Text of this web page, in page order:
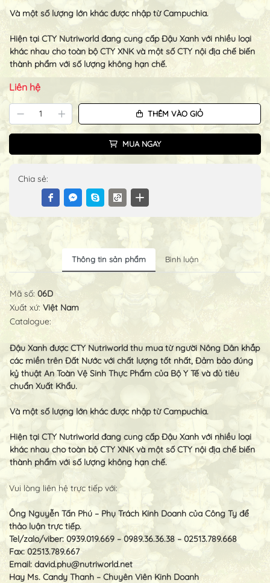
Và một số lượng lớn khác được nhập từ Campuchia.
Hiện tại CTY Nutriworld đang cung cấp Đậu Xanh với nhiều loại
khác nhau cho toàn bộ CTY XNK và một số CTY nội địa chế biến
thành phẩm với số lượng không hạn chế.
Liên hệ
THÊM VÀO GIỎ
MUA NGAY
Chia sẻ:
Thông tin sản phẩm Bình luận
Mã số: 06D
Xuất xứ: Việt Nam
Catalogue:
Đậu Xanh được CTY Nutriworld thu mua từ người Nông Dân khắp
các miền trên Đất Nước với chất lượng tốt nhất, Đảm bảo đúng
kỷ thuật An Toàn Vệ Sinh Thực Phẩm của Bộ Y Tế và đủ tiêu
chuẩn Xuất Khẩu.
Và một số lượng lớn khác được nhập từ Campuchia.
Hiện tại CTY Nutriworld đang cung cấp Đậu Xanh với nhiều loại
khác nhau cho toàn bộ CTY XNK và một số CTY nội địa chế biến
thành phẩm với số lượng không hạn chế.
Vui lòng liên hệ trực tiếp với:
Ông Nguyễn Tấn Phú – Phụ Trách Kinh Doanh của Công Ty để
thảo luận trực tiếp.
Tel/zalo/viber: 0939.019.669 – 0989.36.36.38 – 02513.789.668
Fax: 02513.789.667
Email: david.phu@nutriworld.net
Hay Ms. Candy Thanh – Chuyên Viên Kinh Doanh